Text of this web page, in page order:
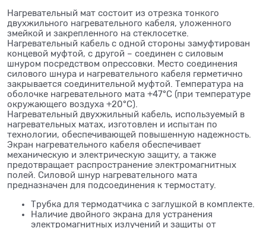
Нагревательный мат состоит из отрезка тонкого
двухжильного нагревательного кабеля, уложенного
змейкой и закрепленного на стеклосетке.
Нагревательный кабель с одной стороны замуфтирован
концевой муфтой, с другой – соединен с силовым
шнуром посредством опрессовки. Место соединения
силового шнура и нагревательного кабеля герметично
закрывается соединительной муфтой. Температура на
оболочке нагревательного мата +47°С (при температуре
окружающего воздуха +20°С).
Нагревательный двухжильный кабель, используемый в
нагревательных матах, изготовлен и испытан по
технологии, обеспечивающей повышенную надежность.
Экран нагревательного кабеля обеспечивает
механическую и электрическую защиту, а также
предотвращает распространение электромагнитных
полей. Силовой шнур нагревательного мата
предназначен для подсоединения к термостату.
Трубка для термодатчика с заглушкой в комплекте.
Наличие двойного экрана для устранения
электромагнитных излучений и защиты от